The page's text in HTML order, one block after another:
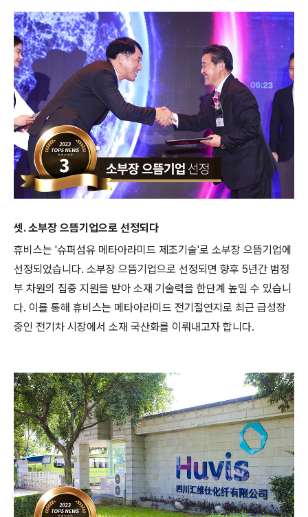
셋. 소부장 으뜸기업으로 선정되다
휴비스는 '슈퍼섬유 메타아라미드 제조기술'로 소부장 으뜸기업에
선정되었습니다. 소부장 으뜸기업으로 선정되면 향후 5년간 범정
부 차원의 집중 지원을 받아 소재 기술력을 한단계 높일 수 있습니
다. 이를 통해 휴비스는 메타아라미드 전기절연지로 최근 급성장
중인 전기차 시장에서 소재 국산화를 이뤄내고자 합니다.